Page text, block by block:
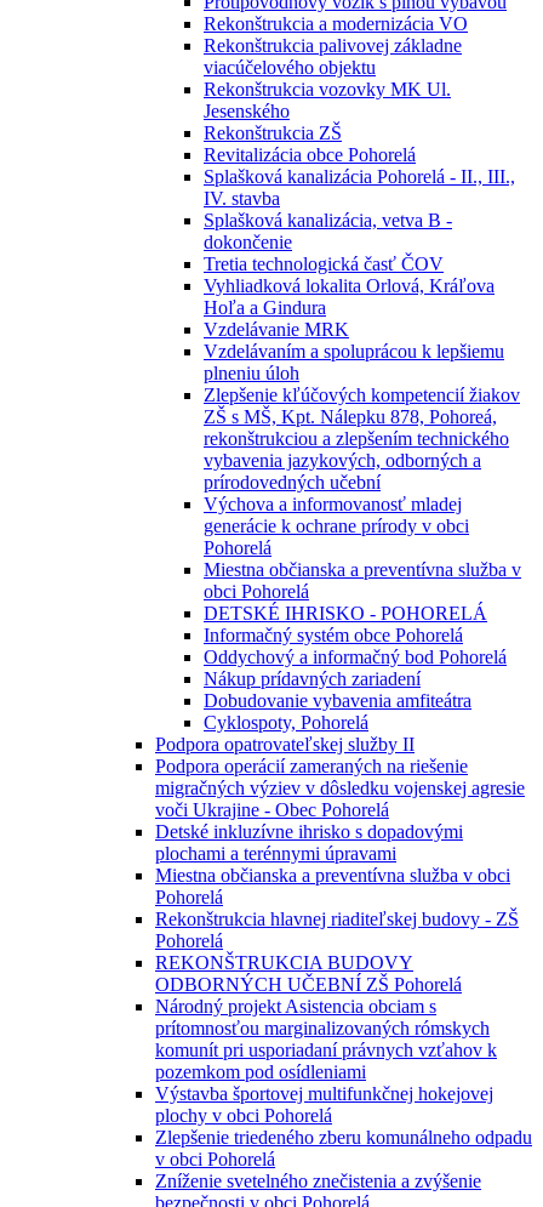
Rekonštrukcia a modernizácia VO
Rekonštrukcia palivovej základne
viacúčelového objektu
Rekonštrukcia vozovky MK Ul.
Jesenského
Rekonštrukcia ZŠ
Revitalizácia obce Pohorelá
Splašková kanalizácia Pohorelá - II., III.,
IV. stavba
Splašková kanalizácia, vetva B -
dokončenie
Tretia technologická časť ČOV
Vyhliadková lokalita Orlová, Kráľova
Hoľa a Gindura
Vzdelávanie MRK
Vzdelávaním a spoluprácou k lepšiemu
plneniu úloh
Zlepšenie kľúčových kompetencií žiakov
ZŠ s MŠ, Kpt. Nálepku 878, Pohoreá,
rekonštrukciou a zlepšením technického
vybavenia jazykových, odborných a
prírodovedných učební
Výchova a informovanosť mladej
generácie k ochrane prírody v obci
Pohorelá
Miestna občianska a preventívna služba v
obci Pohorelá
DETSKÉ IHRISKO - POHORELÁ
Informačný systém obce Pohorelá
Oddychový a informačný bod Pohorelá
Nákup prídavných zariadení
Dobudovanie vybavenia amfiteátra
Cyklospoty, Pohorelá
Podpora opatrovateľskej služby II
Podpora operácií zameraných na riešenie
migračných výziev v dôsledku vojenskej agresie
voči Ukrajine - Obec Pohorelá
Detské inkluzívne ihrisko s dopadovými
plochami a terénnymi úpravami
Miestna občianska a preventívna služba v obci
Pohorelá
Rekonštrukcia hlavnej riaditeľskej budovy - ZŠ
Pohorelá
REKONŠTRUKCIA BUDOVY
ODBORNÝCH UČEBNÍ ZŠ Pohorelá
Národný projekt Asistencia obciam s
prítomnosťou marginalizovaných rómskych
komunít pri usporiadaní právnych vzťahov k
pozemkom pod osídleniami
Výstavba športovej multifunkčnej hokejovej
plochy v obci Pohorelá
Zlepšenie triedeného zberu komunálneho odpadu
v obci Pohorelá
Zníženie svetelného znečistenia a zvýšenie
bezpečnosti v obci Pohorelá